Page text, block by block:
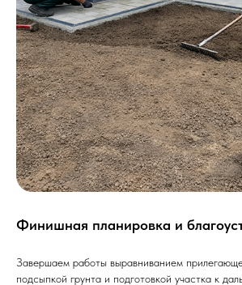
Финишная планировка и
Завершаем работы выравниванием
подсыпкой грунта и подготовкой участка к